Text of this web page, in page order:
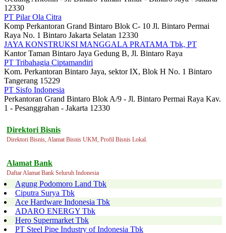
12330
PT Pilar Ola Citra
Komp Perkantoran Grand Bintaro Blok C- 10 Jl. Bintaro Permai
Raya No. 1 Bintaro Jakarta Selatan 12330
JAYA KONSTRUKSI MANGGALA PRATAMA Tbk, PT
Kantor Taman Bintaro Jaya Gedung B, Jl. Bintaro Raya
PT Tribahagia Ciptamandiri
Kom. Perkantoran Bintaro Jaya, sektor IX, Blok H No. 1 Bintaro
Tangerang 15229
PT Sisfo Indonesia
Perkantoran Grand Bintaro Blok A/9 - Jl. Bintaro Permai Raya Kav.
1 - Pesanggrahan - Jakarta 12330
Direktori Bisnis
Direktori Bisnis, Alamat Bisnis UKM, Profil Bisnis Lokal.
Alamat Bank
Daftar Alamat Bank Seluruh Indonesia
Agung Podomoro Land Tbk
Ciputra Surya Tbk
Ace Hardware Indonesia Tbk
ADARO ENERGY Tbk
Hero Supermarket Tbk
PT Steel Pipe Industry of Indonesia Tbk